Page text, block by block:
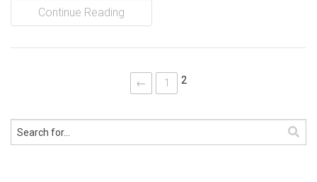
Continue Reading
← 1 2